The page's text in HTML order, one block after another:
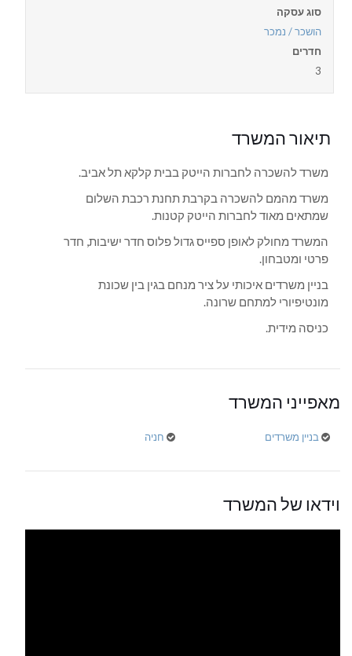
סוג עסקה
הושכר / נמכר
חדרים
3
תיאור המשרד
משרד להשכרה לחברות הייטק בבית קלקא תל אביב.
משרד מהמם להשכרה בקרבת תחנת רכבת השלום
שמתאים מאוד לחברות הייטק קטנות.
המשרד מחולק לאופן ספייס גדול פלוס חדר ישיבות, חדר
פרטי ומטבחון.
בניין משרדים איכותי על ציר מנחם בגין בין שכונת
מונטיפיורי למתחם שרונה.
כניסה מידית.
מאפייני המשרד
חניה בניין משרדים
וידאו של המשרד